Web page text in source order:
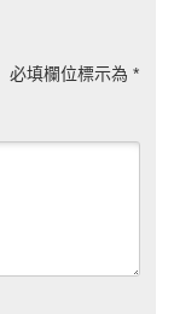
必填欄位標示為 *